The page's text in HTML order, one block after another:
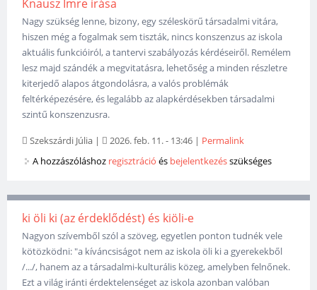
Knausz Imre írása
Nagy szükség lenne, bizony, egy széleskörű társadalmi vitára,
hiszen még a fogalmak sem tiszták, nincs konszenzus az iskola
aktuális funkcióiról, a tantervi szabályozás kérdéseiről. Remélem
lesz majd szándék a megvitatásra, lehetőség a minden részletre
kiterjedő alapos átgondolásra, a valós problémák
feltérképezésére, és legalább az alapkérdésekben társadalmi
szintű konszenzusra.
Szekszárdi Júlia | 2026. feb. 11. - 13:46 | Permalink
A hozzászóláshoz regisztráció és bejelentkezésszükséges
ki öli ki (az érdeklődést) és kiöli-e
Nagyon szívemből szól a szöveg, egyetlen ponton tudnék vele
kötözködni: "a kíváncsiságot nem az iskola öli ki a gyerekekből
/.../, hanem az a társadalmi-kulturális közeg, amelyben felnőnek.
Ezt a világ iránti érdektelenséget az iskola azonban valóban